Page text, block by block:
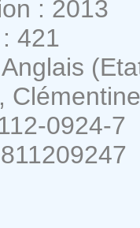
: 2013
421
Clémentine
0924-7